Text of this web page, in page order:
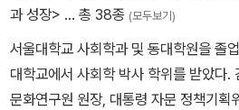
과 성장> … 총 38종 (모두보기)
서울대학교 사회학과 및 동대학원을 졸
대학교에서 사회학 박사 학위를 받았다.
문화연구원 원장, 대통령 자문 정책기획